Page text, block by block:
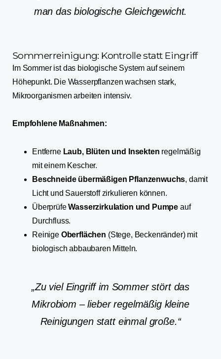
man das biologische Gleichgewicht.
Sommerreinigung: Kontrolle statt Eingriff
Im Sommer ist das biologische System auf seinem
Höhepunkt. Die Wasserpflanzen wachsen stark,
Mikroorganismen arbeiten intensiv.
Empfohlene Maßnahmen:
Entferne Laub, Blüten und Insekten regelmäßig
mit einem Kescher.
Beschneide übermäßigen Pflanzenwuchs, damit
Licht und Sauerstoff zirkulieren können.
ÜberprüfeWasserzirkulation und Pumpe auf
Durchfluss.
Reinige Oberflächen (Stege, Beckenränder) mit
biologisch abbaubaren Mitteln.
„Zu viel Eingriff im Sommer stört das
Mikrobiom – lieber regelmäßig kleine
Reinigungen statt einmal große.“